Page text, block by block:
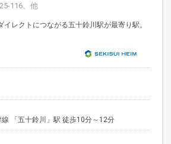
116、他
レクトにつながる五十鈴川駅が最寄り駅。
「五十鈴川」駅 徒歩10分～12分